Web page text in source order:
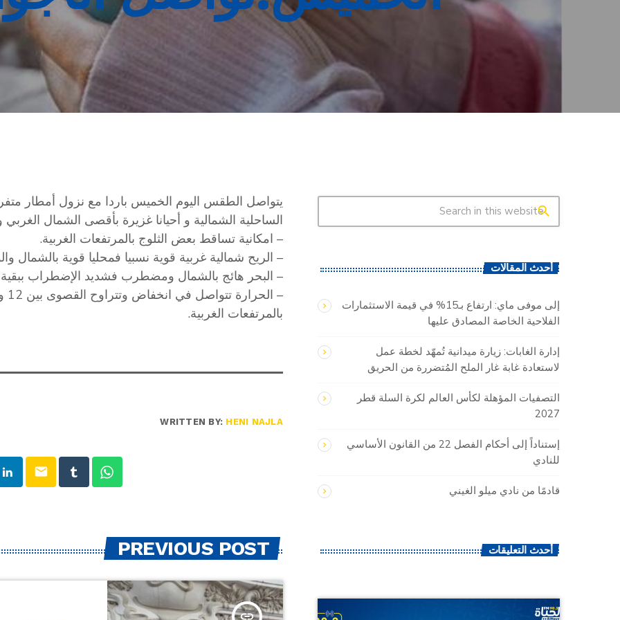
يتواصل الطقس اليوم الخميس باردا مع نزول أمطار
الساحلية الشمالية و أحيانا غزيرة بأقصى الشمال
– امكانية تساقط بعض الثلوج بالمرتفعات الغربية.
– الريح شمالية غربية قوية نسبيا فمحليا قوية
– البحر هائج بالشمال ومضطرب فشديد الإضطراب
بالمرتفعات الغربية.
WRITTEN BY: HENI NAJLA
email
PREVIOUS POST
insert_link
search
أحدث المقالات
إلى موفى ماي: ارتفاع بـ15% في قيمة الاستثمارات
الفلاحية الخاصة المصادق عليها
إدارة الغابات: زيارة ميدانية تُمهّد لخطة عمل
لاستعادة غابة غار الملح المُتضررة من الحريق
التصفيات المؤهلة لكأس العالم لكرة السلة قطر
2027
إستناداً إلى أحكام الفصل 22 من القانون الأساسي
للنادي
قادمًا من نادي ميلو الغيني
أحدث التعليقات